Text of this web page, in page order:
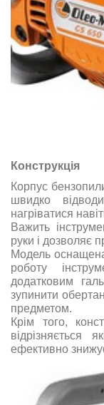
Конструкція
Корпус
швидко
нагріватися
Важить
руки і дозволяє
Модель
роботу
додатковим
зупинити
предметом.
Крім того,
відрізняється
ефективно